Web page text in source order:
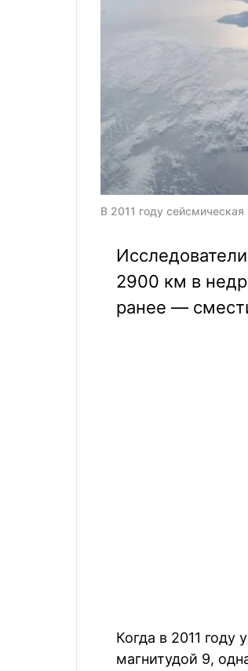
В 2011 году
2900 км в
ранее —
Когда в 2011
магнитудой 9,